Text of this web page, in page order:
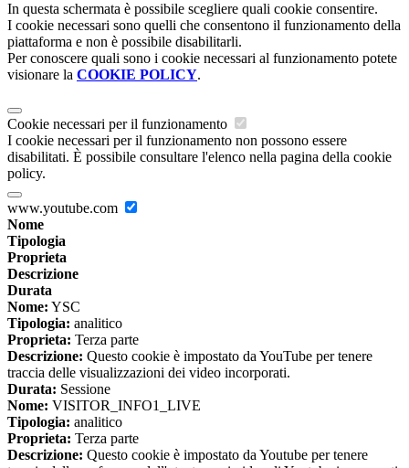
In questa schermata è possibile scegliere quali cookie consentire.
I cookie necessari sono quelli che consentono il funzionamento della
piattaforma e non è possibile disabilitarli.
Per conoscere quali sono i cookie necessari al funzionamento potete
visionare la COOKIE POLICY.
Cookie necessari per il funzionamento
I cookie necessari per il funzionamento non possono essere
disabilitati. È possibile consultare l'elenco nella pagina della cookie
policy.
www.youtube.com
Nome
Tipologia
Proprieta
Descrizione
Durata
Nome: YSC
Tipologia: analitico
Proprieta: Terza parte
Descrizione: Questo cookie è impostato da YouTube per tenere
traccia delle visualizzazioni dei video incorporati.
Durata: Sessione
Nome: VISITOR_INFO1_LIVE
Tipologia: analitico
Proprieta: Terza parte
Descrizione: Questo cookie è impostato da Youtube per tenere